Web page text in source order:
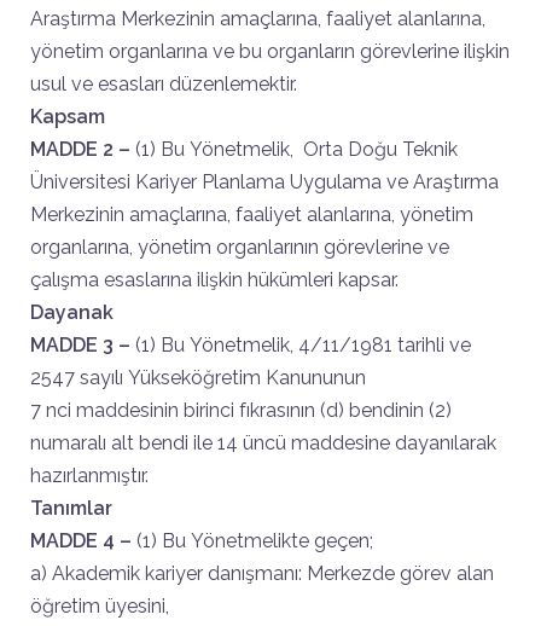
Araştırma Merkezinin amaçlarına, faaliyet alanlarına,
yönetim organlarına ve bu organların görevlerine ilişkin
usul ve esasları düzenlemektir.
Kapsam
MADDE 2 – (1) Bu Yönetmelik, Orta Doğu Teknik
Üniversitesi Kariyer Planlama Uygulama ve Araştırma
Merkezinin amaçlarına, faaliyet alanlarına, yönetim
organlarına, yönetim organlarının görevlerine ve
çalışma esaslarına ilişkin hükümleri kapsar.
Dayanak
MADDE 3 – (1) Bu Yönetmelik, 4/11/1981 tarihli ve
2547 sayılı Yükseköğretim Kanununun
7 nci maddesinin birinci fıkrasının (d) bendinin (2)
numaralı alt bendi ile 14 üncü maddesine dayanılarak
hazırlanmıştır.
Tanımlar
MADDE 4 – (1) Bu Yönetmelikte geçen;
a) Akademik kariyer danışmanı: Merkezde görev alan
öğretim üyesini,